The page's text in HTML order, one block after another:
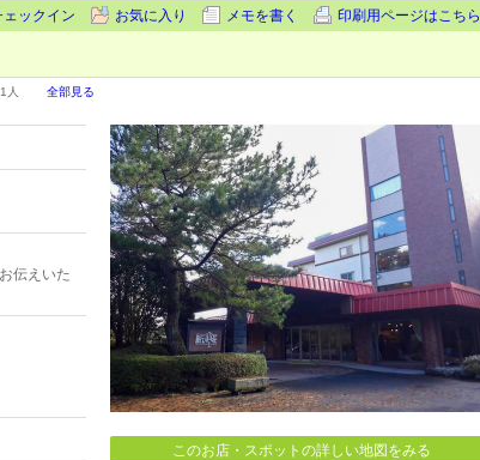
ェックイン お気に入り メモを書く 印刷用ページはこちら
1人 全部見る
伝えいた
このお店・スポットの詳しい地図をみる